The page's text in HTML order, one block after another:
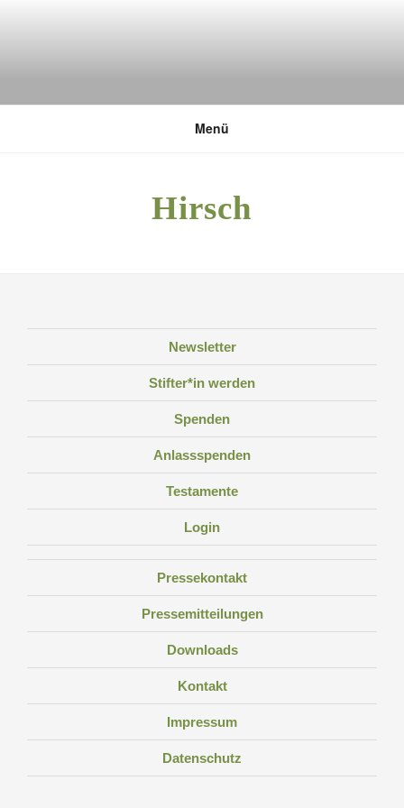
DEUTSCHE UMWELTSTIFTUNG
Menü
Hirsch
Newsletter
Stifter*in werden
Spenden
Anlassspenden
Testamente
Login
Pressekontakt
Pressemitteilungen
Downloads
Kontakt
Impressum
Datenschutz